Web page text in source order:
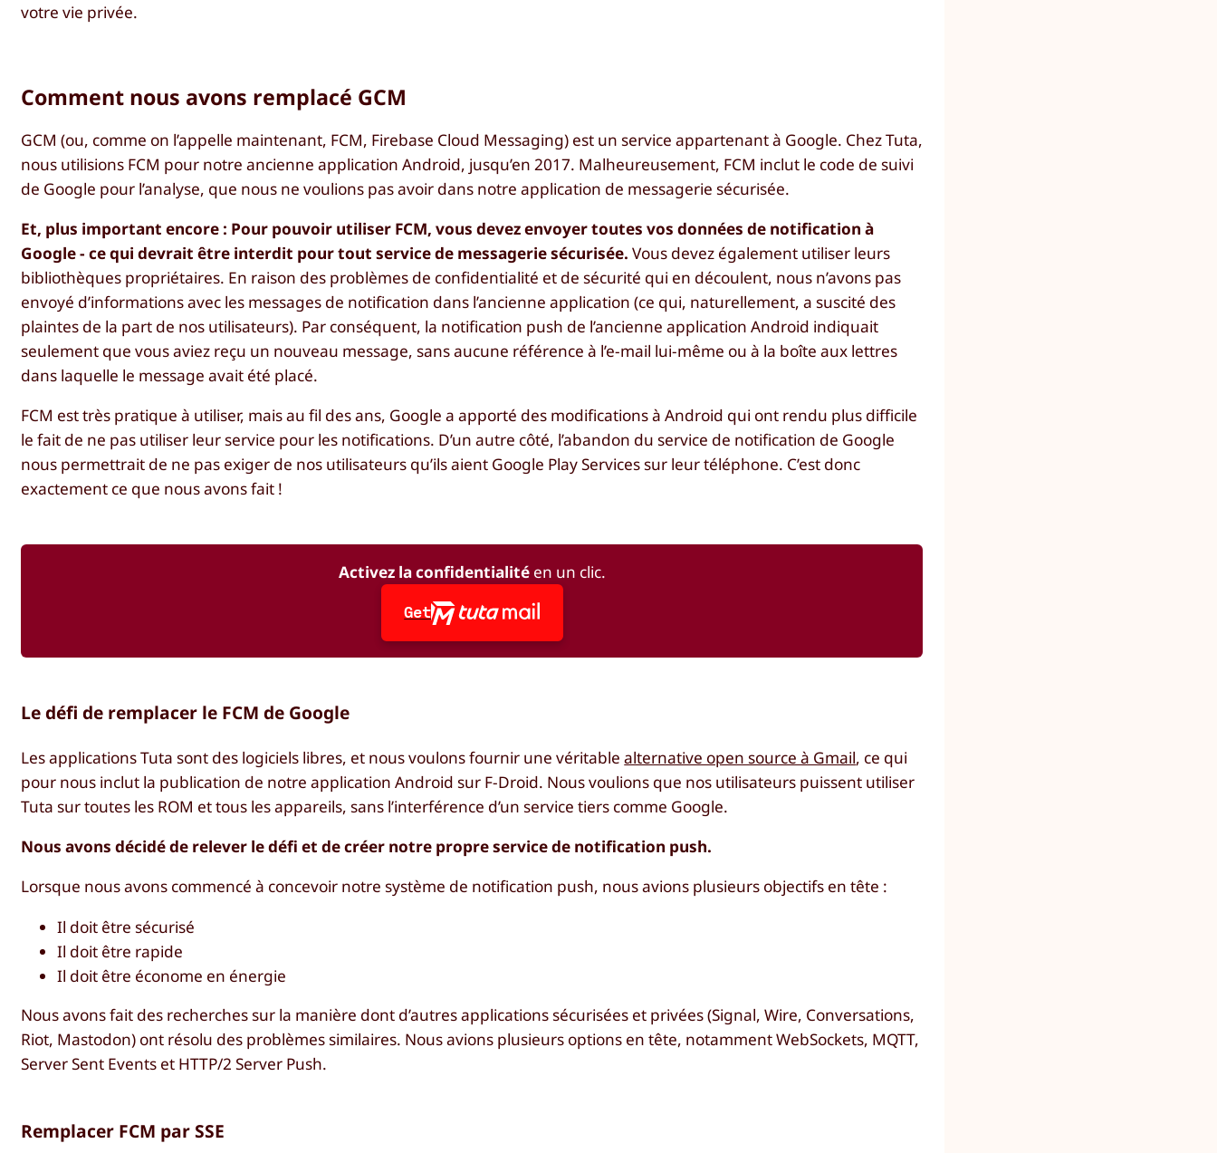
votre vie privée.
Comment nous avons remplacé GCM
GCM (ou, comme on l’appelle maintenant, FCM, Firebase Cloud Messaging) est un service appartenant à Google. Chez Tuta,
nous utilisions FCM pour notre ancienne application Android, jusqu’en 2017. Malheureusement, FCM inclut le code de suivi
de Google pour l’analyse, que nous ne voulions pas avoir dans notre application de messagerie sécurisée.
Et, plus important encore : Pour pouvoir utiliser FCM, vous devez envoyer toutes vos données de notification à
Google - ce qui devrait être interdit pour tout service de messagerie sécurisée. Vous devez également utiliser leurs
bibliothèques propriétaires. En raison des problèmes de confidentialité et de sécurité qui en découlent, nous n’avons pas
envoyé d’informations avec les messages de notification dans l’ancienne application (ce qui, naturellement, a suscité des
plaintes de la part de nos utilisateurs). Par conséquent, la notification push de l’ancienne application Android indiquait
seulement que vous aviez reçu un nouveau message, sans aucune référence à l’e-mail lui-même ou à la boîte aux lettres
dans laquelle le message avait été placé.
FCM est très pratique à utiliser, mais au fil des ans, Google a apporté des modifications à Android qui ont rendu plus difficile
le fait de ne pas utiliser leur service pour les notifications. D’un autre côté, l’abandon du service de notification de Google
nous permettrait de ne pas exiger de nos utilisateurs qu’ils aient Google Play Services sur leur téléphone. C’est donc
exactement ce que nous avons fait !
Activez la confidentialitéen un clic.
Get
Le défi de remplacer le FCM de Google
Les applications Tuta sont des logiciels libres, et nous voulons fournir une véritablealternative open source à Gmail, ce qui
pour nous inclut la publication de notre application Android sur F-Droid. Nous voulions que nos utilisateurs puissent utiliser
Tuta sur toutes les ROM et tous les appareils, sans l’interférence d’un service tiers comme Google.
Nous avons décidé de relever le défi et de créer notre propre service de notification push.
Lorsque nous avons commencé à concevoir notre système de notification push, nous avions plusieurs objectifs en tête :
Il doit être sécurisé
Il doit être rapide
Il doit être économe en énergie
Nous avons fait des recherches sur la manière dont d’autres applications sécurisées et privées (Signal, Wire, Conversations,
Riot, Mastodon) ont résolu des problèmes similaires. Nous avions plusieurs options en tête, notamment WebSockets, MQTT,
Server Sent Events et HTTP/2 Server Push.
Remplacer FCM par SSE